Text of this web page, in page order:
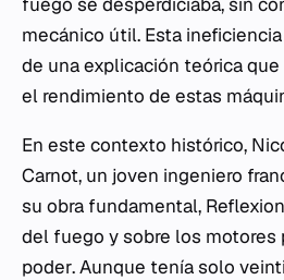
mecánico útil. Esta
de una explicación teórica
el rendimiento de estas
En este contexto histórico,
Carnot, un joven ingeniero
su obra fundamental,
del fuego y sobre los motores
poder. Aunque tenía solo